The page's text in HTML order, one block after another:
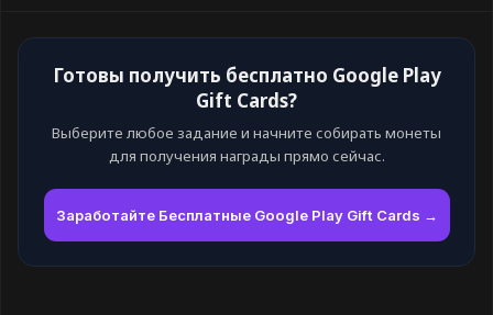
Готовы получить бесплатно Google Play
Gift Cards?
Выберите любое задание и начните собирать монеты
для получения награды прямо сейчас.
Заработайте Бесплатные Google Play Gift Cards →